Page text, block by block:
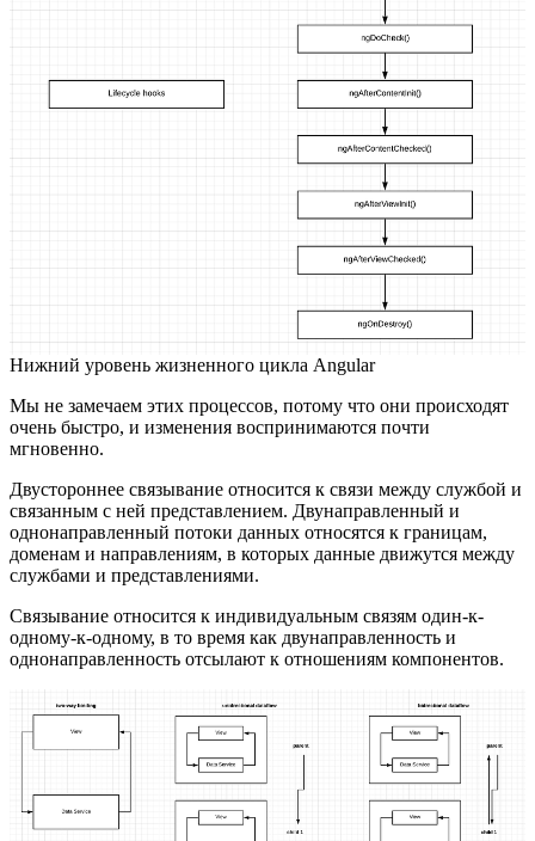
Нижний уровень жизненного цикла Angular
Мы не замечаем этих процессов, потому что они происходят
очень быстро, и изменения воспринимаются почти
мгновенно.
Двустороннее связывание относится к связи между службой и
связанным с ней представлением. Двунаправленный и
однонаправленный потоки данных относятся к границам,
доменам и направлениям, в которых данные движутся между
службами и представлениями.
Связывание относится к индивидуальным связям один-к-
одному-к-одному, в то время как двунаправленность и
однонаправленность отсылают к отношениям компонентов.